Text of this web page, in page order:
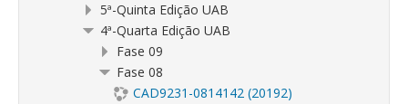
5ª-Quinta Edição UAB
4ª-Quarta Edição UAB
Fase 09
Fase 08
CAD9231-0814142 (20192)